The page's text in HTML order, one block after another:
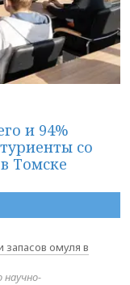
и 94%
со
Томске
омуля в
научно-